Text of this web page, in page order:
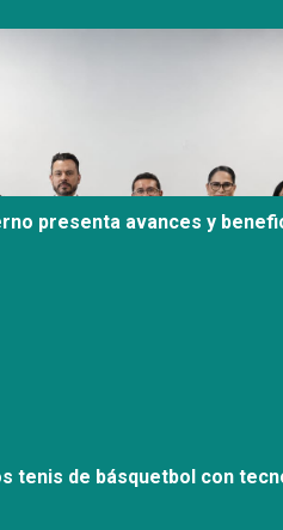
presenta avances y
tenis de básquetbol con